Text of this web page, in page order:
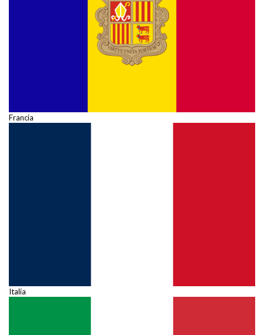
Francia
Italia